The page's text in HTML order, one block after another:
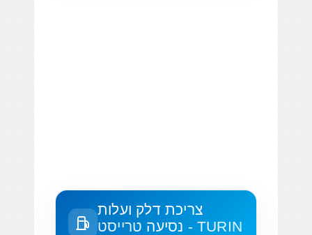
צריכת דלק ועלות
נסיעה טרייסט - TURIN